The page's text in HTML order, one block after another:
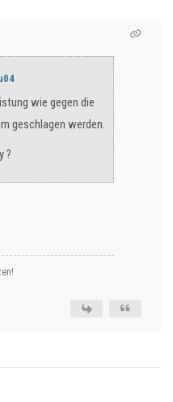
wie gegen die
geschlagen werden.
?